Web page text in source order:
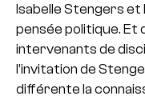
Isabelle Stengers et
pensée politique. Et
intervenants de
l’invitation de
différente la